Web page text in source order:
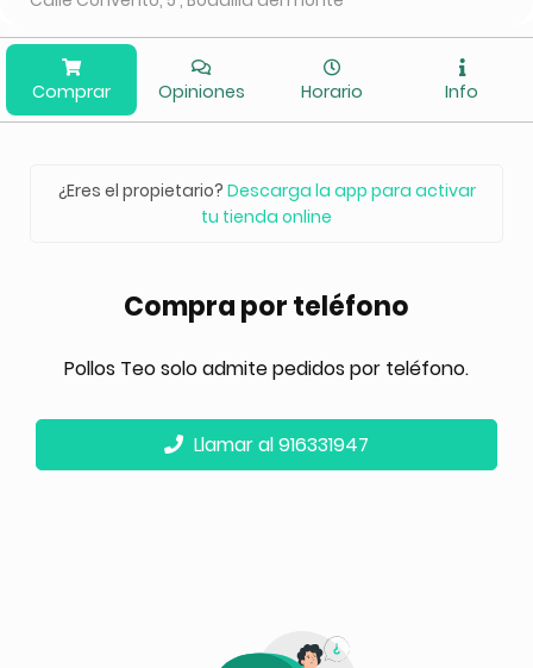
Comprar Opiniones Horario Info
¿Eres el propietario? Descarga la app para activar
tu tienda online
Compra por teléfono
Pollos Teo solo admite pedidos por teléfono.
Llamar al 916331947